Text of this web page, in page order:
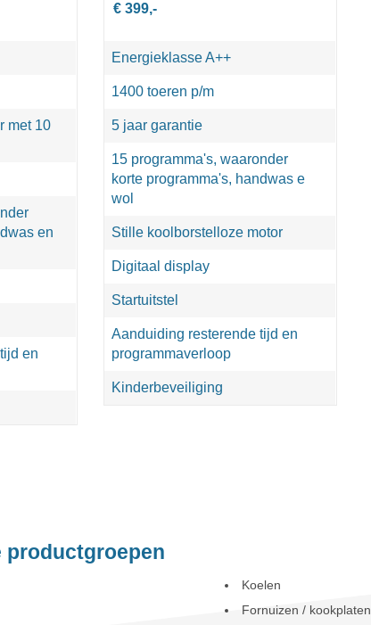
met 10
en
en
€ 399,-
Energieklasse A++
1400 toeren p/m
5 jaar garantie
15 programma's, waaronder
korte programma's, handwas e
wol
Stille koolborstelloze motor
Digitaal display
Startuitstel
Aanduiding resterende tijd en
programmaverloop
Kinderbeveiliging
productgroepen
Koelen
Fornuizen / kookplaten